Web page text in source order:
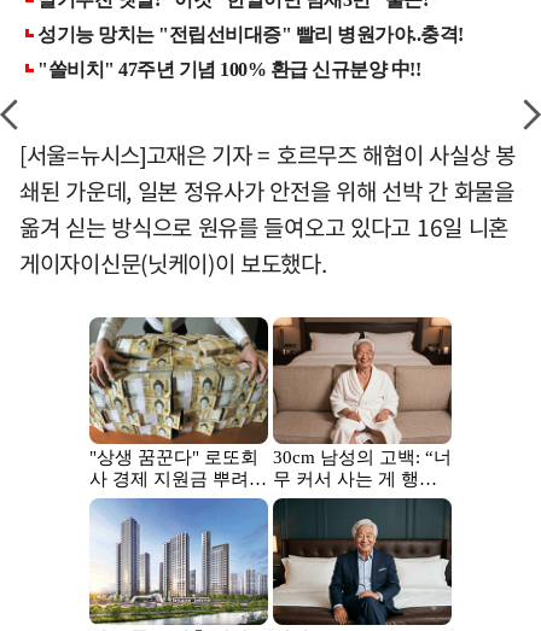
[서울=뉴시스]고재은 기자 = 호르무즈 해협이 사실상 봉
쇄된 가운데, 일본 정유사가 안전을 위해 선박 간 화물을
옮겨 싣는 방식으로 원유를 들여오고 있다고 16일 니혼
게이자이신문(닛케이)이 보도했다.